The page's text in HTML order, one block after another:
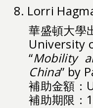
8. Lorri
華盛頓大學
University
“Mobility
China” by
補助金額：
補助期限：